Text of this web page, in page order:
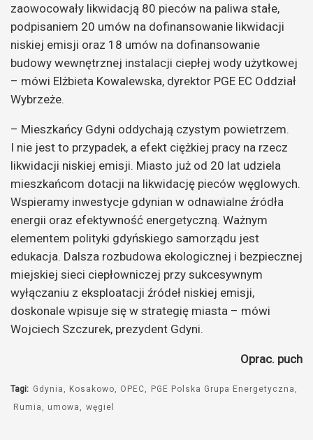
zaowocowały likwidacją 80 pieców na paliwa stałe,
podpisaniem 20 umów na dofinansowanie likwidacji
niskiej emisji oraz 18 umów na dofinansowanie
budowy wewnętrznej instalacji ciepłej wody użytkowej
– mówi Elżbieta Kowalewska, dyrektor PGE EC Oddział
Wybrzeże.
– Mieszkańcy Gdyni oddychają czystym powietrzem.
I nie jest to przypadek, a efekt ciężkiej pracy na rzecz
likwidacji niskiej emisji. Miasto już od 20 lat udziela
mieszkańcom dotacji na likwidację pieców węglowych.
Wspieramy inwestycje gdynian w odnawialne źródła
energii oraz efektywność energetyczną. Ważnym
elementem polityki gdyńskiego samorządu jest
edukacja. Dalsza rozbudowa ekologicznej i bezpiecznej
miejskiej sieci ciepłowniczej przy sukcesywnym
wyłączaniu z eksploatacji źródeł niskiej emisji,
doskonale wpisuje się w strategię miasta – mówi
Wojciech Szczurek, prezydent Gdyni.
Oprac. puch
Tagi: Gdynia Kosakowo OPEC
PGE Polska Grupa Energetyczna
Rumia
umowa węgiel